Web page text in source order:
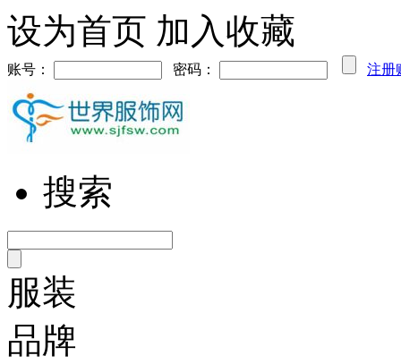
设为首页 加入收藏
账号： 密码： 注册
搜索
服装
品牌